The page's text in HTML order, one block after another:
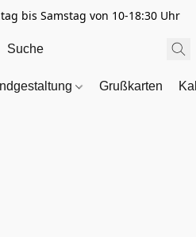
bis Samstag von 10-18:30 Uhr
Grußkarten